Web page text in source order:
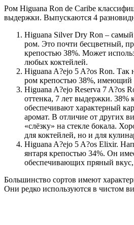
Ром Higuana Ron de Caribe
выдержки. Выпускаются 4
Higuana Silver Dry Ron –
ром. Это почти бесцветный,
крепостью 38%. Может
любых коктейлей.
Higuana A?ejo 5 A?os Ron. Так
ром крепостью 38%, имеющий
Higuana A?ejo Reserva 7 A?os
оттенка, 7 лет выдержки. 38%
обеспечивают характерный
аромат. В отличие от других
«слёзку» на стекле бокала.
для коктейлей, но и для
Higuana A?ejo 5 A?os Elixir.
янтаря крепостью 34%. Он
обеспечивающих пряный
Большинство сортов имеют
Они редко используются в чистом